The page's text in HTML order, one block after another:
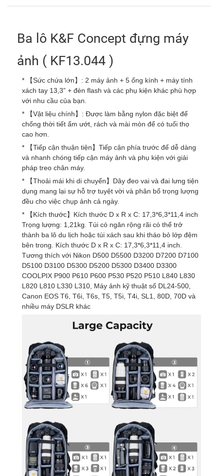
Ba lô K&F Concept đựng máy
ảnh ( KF13.044 )
* 【Sức chứa lớn】: 2 máy ảnh + 5 ống kính + máy tính
xách tay 13,3” + đèn flash và các phụ kiện khác phù hợp
với nhu cầu của bạn.
* 【Vật liệu chính】: Được làm bằng nylon đặc biệt để
chống thời tiết ẩm ướt, rách và mài mòn để có tuổi thọ
cao hơn.
* 【Tiếp cận thuận tiện】Tiếp cận phía trước để dễ dàng
và nhanh chóng tiếp cận máy ảnh và phụ kiện với giải
pháp treo chân máy.
* 【Thoải mái khi di chuyển】Dây đeo vai và đai lưng tiện
dụng mang lại sự hỗ trợ tuyệt vời và phân bổ trọng lượng
đều cho việc chụp ảnh cả ngày.
* 【Kích thước】Kích thước D x R x C: 17,3*6,3*11,4 inch
Trọng lượng: 1,21kg. Túi có ngăn rộng rãi có thể trở
thành ba lô du lịch hoặc túi xách sau khi tháo bỏ lớp đệm
bên trong. Kích thước D x R x C: 17,3*6,3*11,4 inch.
Tương thích với Nikon D500 D5500 D3200 D7200 D7100
D5100 D3100 D5300 D5200 D5300 D3400 D3300
COOLPIX P900 P610 P600 P530 P520 P510 L840 L830
L820 L810 L330 L310, Máy ảnh kỹ thuật số DL24-500,
Canon EOS T6, T6i, T6s, T5, T5i, T4i, SL1, 80D, 70D và
nhiều máy DSLR khác